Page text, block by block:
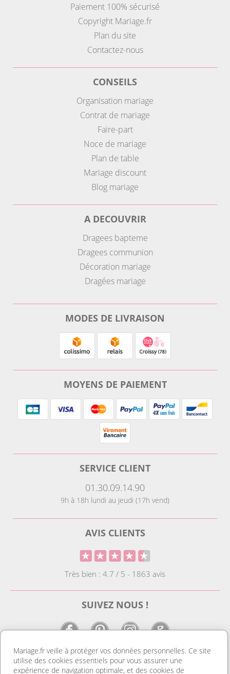
Paiement 100% sécurisé
Copyright Mariage.fr
Plan du site
Contactez-nous
CONSEILS
Organisation mariage
Contrat de mariage
Faire-part
Noce de mariage
Plan de table
Mariage discount
Blog mariage
A DECOUVRIR
Dragees bapteme
Dragees communion
Décoration mariage
Dragées mariage
MODES DE LIVRAISON
MOYENS DE PAIEMENT
SERVICE CLIENT
01.30.09.14.90
9h à 18h lundi au jeudi (17h vend)
AVIS CLIENTS
Très bien : 4.7 / 5 - 1863 avis
SUIVEZ NOUS !
LE SITE DE LA DECO MARIAGE
Mariage.fr veille à protéger vos données personnelles. Ce site
utilise des cookies essentiels pour vous assurer une
expérience de navigation optimale, et des cookies de